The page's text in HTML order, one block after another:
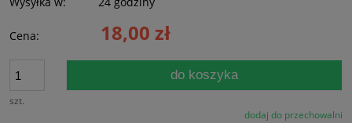
Cena: 18,00 zł
szt.
do koszyka
dodaj do przechowalni